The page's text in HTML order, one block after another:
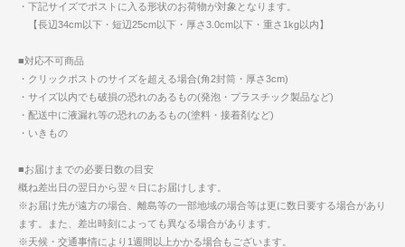
・下記サイズでポストに入る形状のお荷物が対象となります。
【長辺34cm以下・短辺25cm以下・厚さ3.0cm以下・重さ1kg以内】
■対応不可商品
・クリックポストのサイズを超える場合(角2封筒・厚さ3cm)
・サイズ以内でも破損の恐れのあるもの(発泡・プラスチック製品など)
・配送中に液漏れ等の恐れのあるもの(塗料・接着剤など)
・いきもの
■お届けまでの必要日数の目安
概ね差出日の翌日から翌々日にお届けします。
※お届け先が遠方の場合、離島等の一部地域の場合等は更に数日要する場合があり
ます。また、差出時刻によっても異なる場合があります。
※天候・交通事情により1週間以上かかる場合もございます。